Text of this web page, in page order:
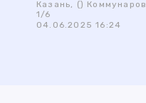
Казань, () Коммунаров
1/6
04.06.2025 16:24